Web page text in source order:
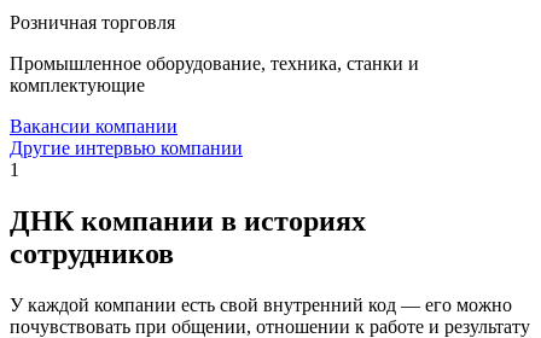
Розничная торговля
Промышленное оборудование, техника, станки и
комплектующие
Вакансии компании
Другие интервью компании
1
ДНК компании в историях
сотрудников
У каждой компании есть свой внутренний код — его можно
почувствовать при общении, отношении к работе и результату